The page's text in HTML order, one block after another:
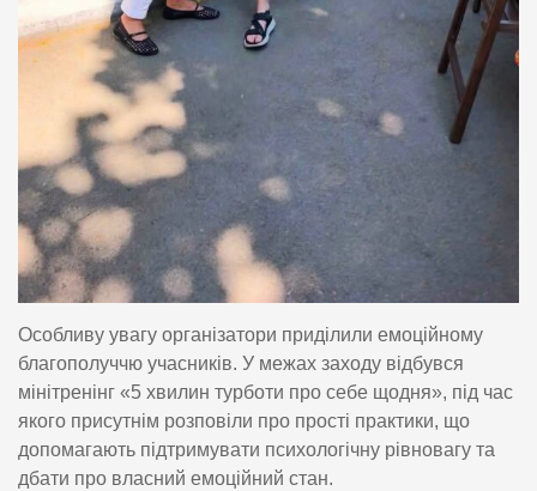
Особливу увагу організатори приділили емоційному
благополуччю учасників. У межах заходу відбувся
мінітренінг «5 хвилин турботи про себе щодня», під час
якого присутнім розповіли про прості практики, що
допомагають підтримувати психологічну рівновагу та
дбати про власний емоційний стан.